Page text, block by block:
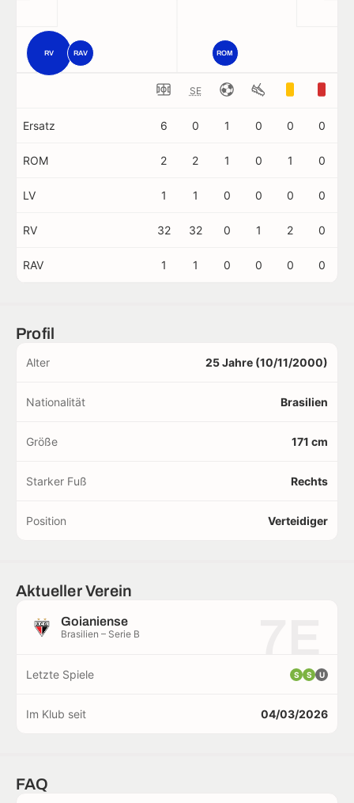
RV ROM
RAV
SE
Ersatz 6 0 1 0 0 0
ROM 2 2 1 0 1 0
LV 1 1 0 0 0 0
RV 32 32 0 1 2 0
RAV 1 1 0 0 0 0
Profil
Alter 25 Jahre (10/11/2000)
Nationalität Brasilien
Größe 171 cm
Starker Fuß Rechts
Position Verteidiger
Aktueller Verein
Goianiense
Brasilien – Serie B
Letzte Spiele S S U
Im Klub seit 04/03/2026
FAQ